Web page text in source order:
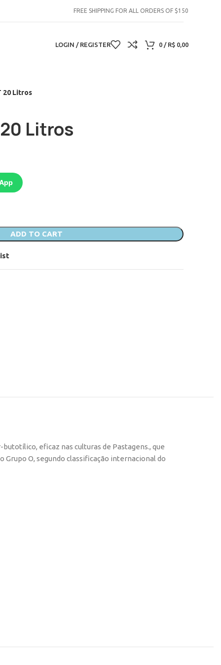
FREE SHIPPING FOR ALL ORDERS OF $150
LOGIN / REGISTER 0 / R$ 0,00
20 Litros
Litros
ADD TO CART
eficaz nas culturas de Pastagens., que
O, segundo classificação internacional do